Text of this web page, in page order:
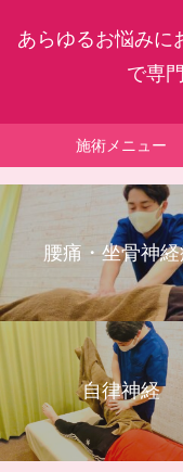
あらゆるお悩みに
で専
施術メニュー
腰痛・坐骨神経
自律神経